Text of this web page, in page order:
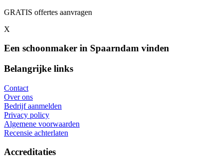
GRATIS offertes aanvragen
X
Een schoonmaker in Spaarndam vinden
Belangrijke links
Contact
Over ons
Bedrijf aanmelden
Privacy policy
Algemene voorwaarden
Recensie achterlaten
Accreditaties